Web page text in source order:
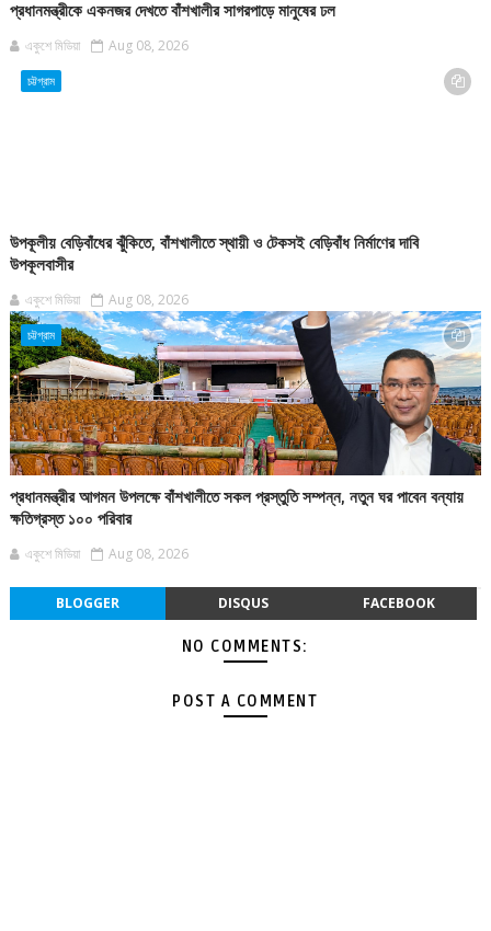
প্রধানমন্ত্রীকে একনজর দেখতে বাঁশখালীর সাগরপাড়ে মানুষের ঢল
একুশে মিডিয়া Aug 08, 2026
চট্টগ্রাম
উপকূলীয় বেড়িবাঁধের ঝুঁকিতে, বাঁশখালীতে স্থায়ী ও টেকসই বেড়িবাঁধ নির্মাণের দাবি
উপকূলবাসীর
একুশে মিডিয়া Aug 08, 2026
চট্টগ্রাম
প্রধানমন্ত্রীর আগমন উপলক্ষে বাঁশখালীতে সকল প্রস্তুতি সম্পন্ন, নতুন ঘর পাবেন বন্যায়
ক্ষতিগ্রস্ত ১০০ পরিবার
একুশে মিডিয়া Aug 08, 2026
BLOGGER DISQUS FACEBOOK
NO COMMENTS:
POST A COMMENT